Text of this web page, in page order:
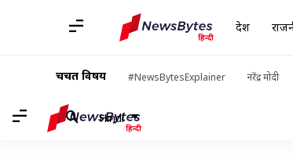
देश
चर्चित विषय #NewsBytesExplainer नरेंद्र मोदी
Hindi